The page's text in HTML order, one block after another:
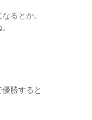
るとか。
勝すると